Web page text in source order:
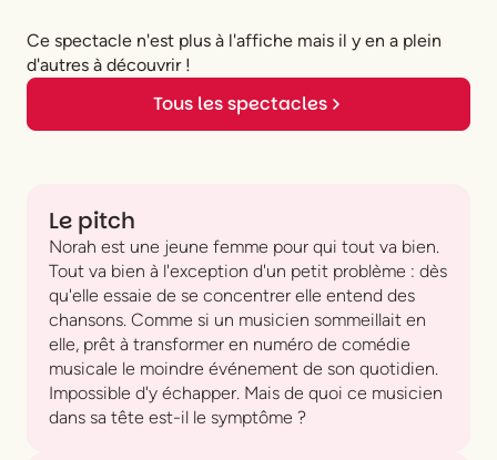
Ce spectacle n'est plus à l'affiche mais il y en a plein
d'autres à découvrir !
Tous les spectacles
Le pitch
Norah est une jeune femme pour qui tout va bien.
Tout va bien à l'exception d'un petit problème : dès
qu'elle essaie de se concentrer elle entend des
chansons. Comme si un musicien sommeillait en
elle, prêt à transformer en numéro de comédie
musicale le moindre événement de son quotidien.
Impossible d'y échapper. Mais de quoi ce musicien
dans sa tête est-il le symptôme ?